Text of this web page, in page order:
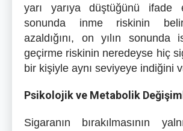
yarı yarıya düştüğünü ifade
sonunda inme riskinin
azaldığını, on yılın
geçirme riskinin neredeyse hiç
bir kişiyle aynı seviyeye indiğini
Psikolojik ve Metabolik
Sigaranın bırakılmasının